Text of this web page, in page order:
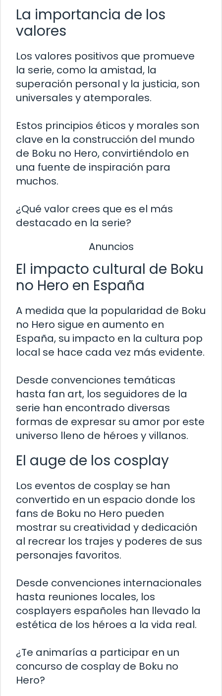
La importancia de los
valores
Los valores positivos que promueve
la serie, como la amistad, la
superación personal y la justicia, son
universales y atemporales.
Estos principios éticos y morales son
clave en la construcción del mundo
de Boku no Hero, convirtiéndolo en
una fuente de inspiración para
muchos.
¿Qué valor crees que es el más
destacado en la serie?
Anuncios
El impacto cultural de Boku
no Hero en España
A medida que la popularidad de Boku
no Hero sigue en aumento en
España, su impacto en la cultura pop
local se hace cada vez más evidente.
Desde convenciones temáticas
hasta fan art, los seguidores de la
serie han encontrado diversas
formas de expresar su amor por este
universo lleno de héroes y villanos.
El auge de los cosplay
Los eventos de cosplay se han
convertido en un espacio donde los
fans de Boku no Hero pueden
mostrar su creatividad y dedicación
al recrear los trajes y poderes de sus
personajes favoritos.
Desde convenciones internacionales
hasta reuniones locales, los
cosplayers españoles han llevado la
estética de los héroes a la vida real.
¿Te animarías a participar en un
concurso de cosplay de Boku no
Hero?